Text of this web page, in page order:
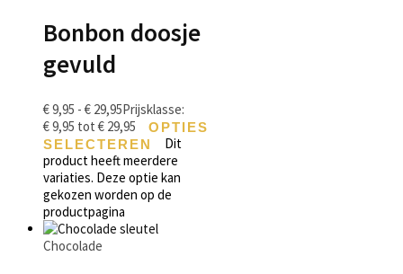
Bonbon doosje
gevuld
€9,95 - € 29,95Prijsklasse:
€ 9,95 tot € 29,95
OPTIES
SELECTEREN
Dit
product heeft meerdere
variaties. Deze optie kan
gekozen worden op de
productpagina
Chocolade